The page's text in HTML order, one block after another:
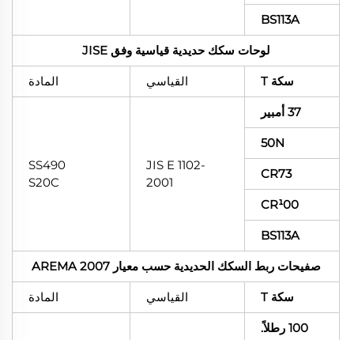
BS113A
لوحات سكك حديدية قياسية وفق JISE
سكة T القياسي المادة
37 أمبير
JIS E 1102-
2001
SS490
S20C
50N
CR73
CR¹00
BS113A
صفيحات ربط السكك الحديدية حسب معيار AREMA 2007
سكة T القياسي المادة
100 رطلاً.